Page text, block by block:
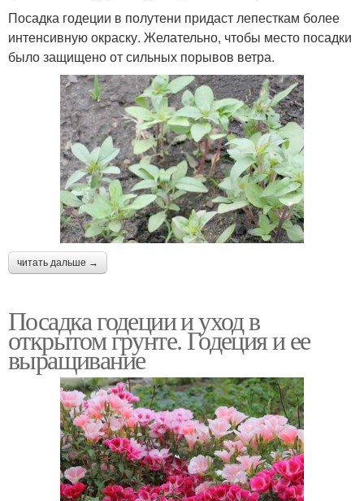
Посадка годеции в полутени придаст лепесткам более
интенсивную окраску. Желательно, чтобы место посадки
было защищено от сильных порывов ветра.
читать дальше →
Посадка годеции и уход в
открытом грунте. Годеция и ее
выращивание